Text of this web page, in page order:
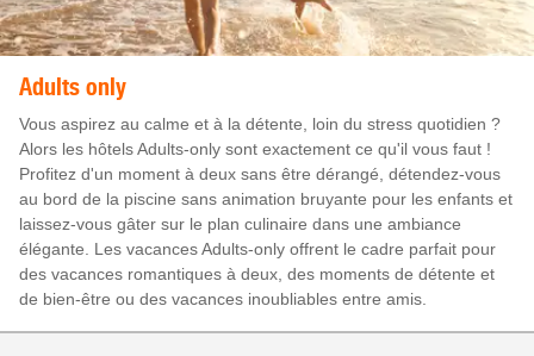
Adults only
Vous aspirez au calme et à la détente, loin du stress quotidien ?
Alors les hôtels Adults-only sont exactement ce qu'il vous faut !
Profitez d'un moment à deux sans être dérangé, détendez-vous
au bord de la piscine sans animation bruyante pour les enfants et
laissez-vous gâter sur le plan culinaire dans une ambiance
élégante. Les vacances Adults-only offrent le cadre parfait pour
des vacances romantiques à deux, des moments de détente et
de bien-être ou des vacances inoubliables entre amis.